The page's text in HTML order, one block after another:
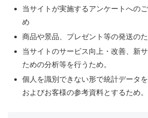
当サイトが実施するアンケートへの
め
商品や景品、プレゼント等の発送のた
当サイトのサービス向上・改善、新
ための分析等を行うため。
個人を識別できない形で統計データ
およびお客様の参考資料とするため。